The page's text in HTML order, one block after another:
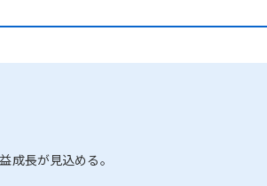
成長が見込める。